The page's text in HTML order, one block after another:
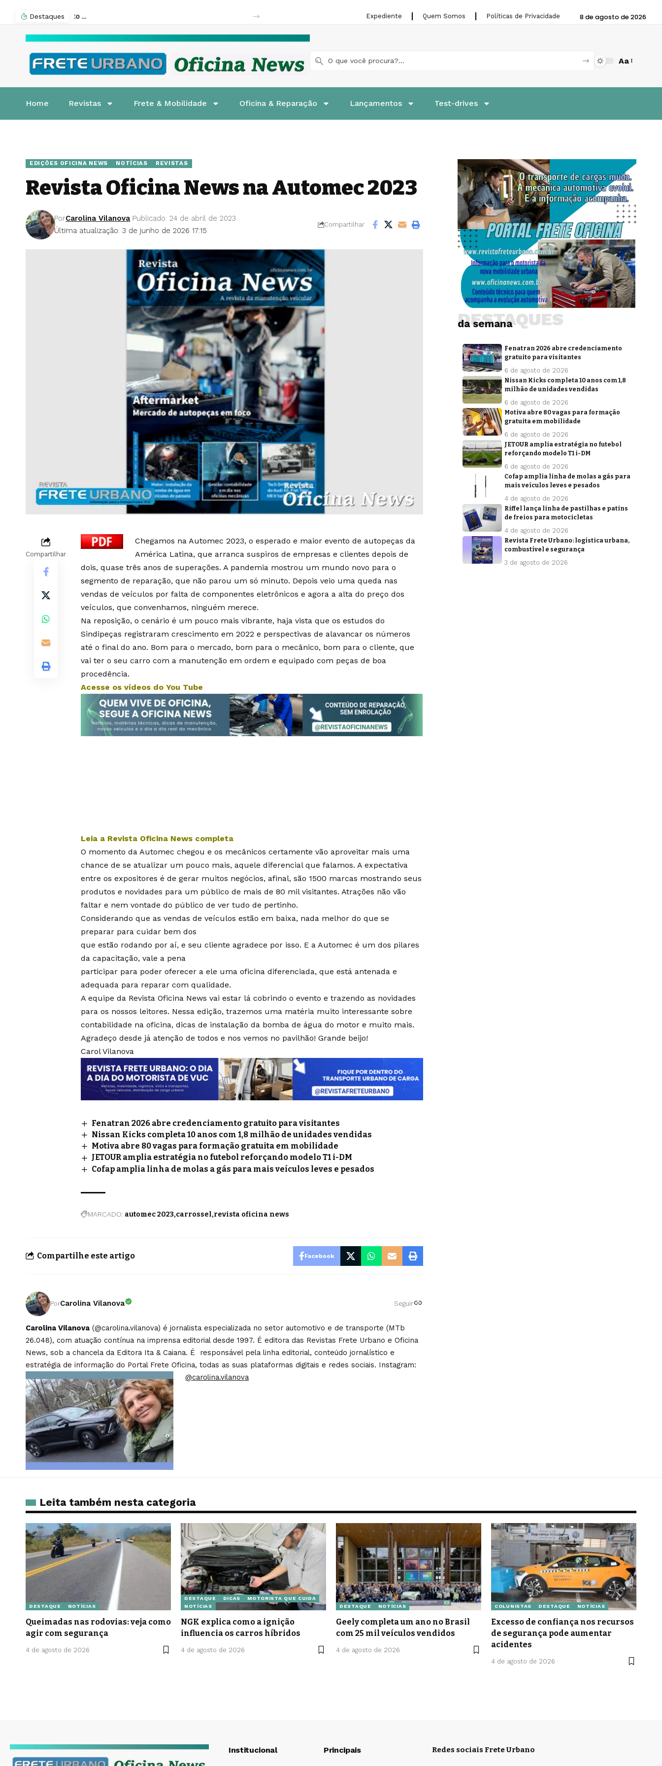
Destaques Expediente Quem Somos Políticas de Privacidade 8 de agosto de 2026
Aa
Home Revistas Frete & Mobilidade Oficina & Reparação Lançamentos Test-drives
EDIÇÕES OFICINA NEWS NOTÍCIAS REVISTAS
Revista Oficina News na Automec 2023
Última atualização: 3 de junho de 2026 17:15
PorCarolina Vilanova Publicado: 24 de abril de 2023
Compartilhar
Compartilhar
Chegamos na Automec 2023, o esperado e maior evento de autopeças da
América Latina, que arranca suspiros de empresas e clientes depois de
dois, quase três anos de superações. A pandemia mostrou um mundo novo para o
segmento de reparação, que não parou um só minuto. Depois veio uma queda nas
vendas de veículos por falta de componentes eletrônicos e agora a alta do preço dos
veículos, que convenhamos, ninguém merece.
Na reposição, o cenário é um pouco mais vibrante, haja vista que os estudos do
Sindipeças registraram crescimento em 2022 e perspectivas de alavancar os números
até o final do ano. Bom para o mercado, bom para o mecânico, bom para o cliente, que
vai ter o seu carro com a manutenção em ordem e equipado com peças de boa
procedência.
Acesse os vídeos do You Tube
Leia a Revista Oficina News completa
O momento da Automec chegou e os mecânicos certamente vão aproveitar mais uma
chance de se atualizar um pouco mais, aquele diferencial que falamos. A expectativa
entre os expositores é de gerar muitos negócios, afinal, são 1500 marcas mostrando seus
produtos e novidades para um público de mais de 80 mil visitantes. Atrações não vão
faltar e nem vontade do público de ver tudo de pertinho.
Considerando que as vendas de veículos estão em baixa, nada melhor do que se
preparar para cuidar bem dos
que estão rodando por aí, e seu cliente agradece por isso. E a Automec é um dos pilares
da capacitação, vale a pena
participar para poder oferecer a ele uma oficina diferenciada, que está antenada e
adequada para reparar com qualidade.
A equipe da Revista Oficina News vai estar lá cobrindo o evento e trazendo as novidades
para os nossos leitores. Nessa edição, trazemos uma matéria muito interessante sobre
contabilidade na oficina, dicas de instalação da bomba de água do motor e muito mais.
Agradeço desde já atenção de todos e nos vemos no pavilhão! Grande beijo!
Carol Vilanova
Fenatran 2026 abre credenciamento gratuito para visitantes
Nissan Kicks completa 10 anos com 1,8 milhão de unidades vendidas
Motiva abre 80 vagas para formação gratuita em mobilidade
JETOUR amplia estratégia no futebol reforçando modelo T1 i-DM
Cofap amplia linha de molas a gás para mais veículos leves e pesados
MARCADO: automec 2023 carrossel revista oficina news
Compartilhe este artigo Facebook
PorCarolina Vilanova Seguir
Carolina Vilanova (@carolina.vilanova) é jornalista especializada no setor automotivo e de transporte (MTb
26.048), com atuação contínua na imprensa editorial desde 1997. É editora das Revistas Frete Urbano e Oficina
News, sob a chancela da Editora Ita & Caiana. É responsável pela linha editorial, conteúdo jornalístico e
estratégia de informação do Portal Frete Oficina, todas as suas plataformas digitais e redes sociais. Instagram:
@carolina.vilanova
da semana
DESTAQUES
Fenatran 2026 abre credenciamento
gratuito para visitantes
6 de agosto de 2026
Nissan Kicks completa 10 anos com 1,8
milhão de unidades vendidas
6 de agosto de 2026
Motiva abre 80 vagas para formação
gratuita em mobilidade
6 de agosto de 2026
JETOUR amplia estratégia no futebol
reforçando modelo T1 i-DM
6 de agosto de 2026
Cofap amplia linha de molas a gás para
mais veículos leves e pesados
4 de agosto de 2026
Riffel lança linha de pastilhas e patins
de freios para motocicletas
4 de agosto de 2026
Revista Frete Urbano: logística urbana,
combustível e segurança
3 de agosto de 2026
Leita também nesta categoria
DESTAQUE NOTÍCIAS
Queimadas nas rodovias: veja como
agir com segurança
4 de agosto de 2026
DESTAQUE DICAS
MOTORISTA QUE CUIDA
NOTÍCIAS
NGK explica como a ignição
influencia os carros híbridos
4 de agosto de 2026
DESTAQUE NOTÍCIAS
Geely completa um ano no Brasil
com 25 mil veículos vendidos
4 de agosto de 2026
COLUNISTAS DESTAQUE NOTÍCIAS
Excesso de confiança nos recursos
de segurança pode aumentar
acidentes
4 de agosto de 2026
Institucional Principais Redes sociais Frete Urbano